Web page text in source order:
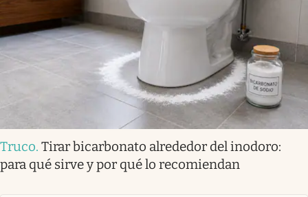
Truco. Tirar bicarbonato alrededor del inodoro:
para qué sirve y por qué lo recomiendan